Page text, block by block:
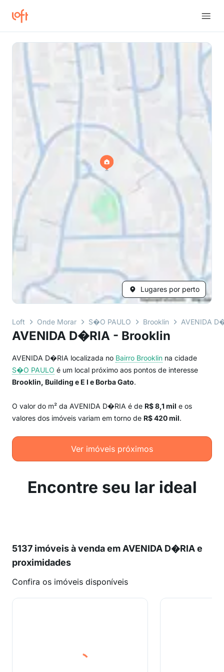
Lugares por perto
Loft Onde Morar S�O PAULO Brooklin AVENIDA
AVENIDA D�RIA - Brooklin
AVENIDA D�RIA localizada no Bairro Brooklin na cidade
S�O PAULO é um local próximo aos pontos de interesse
Brooklin, Building e E I e Borba Gato.
O valor do m² da AVENIDA D�RIA é de R$ 8,1 mil e os
valores dos imóveis variam em torno de R$ 420 mil.
Ver imóveis próximos
Encontre seu lar ideal
5137 imóveis à venda em AVENIDA D�RIA e
proximidades
Confira os imóveis disponíveis